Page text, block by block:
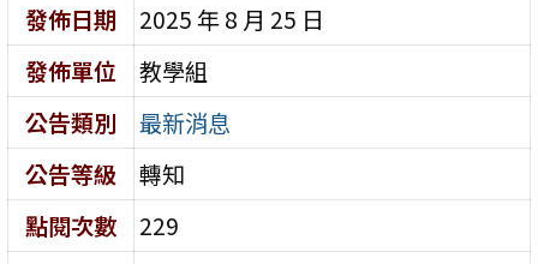
發佈日期
2025 年 8 月 25 日
發佈單位
教學組
公告類別
最新消息
公告等級
轉知
點閱次數
229